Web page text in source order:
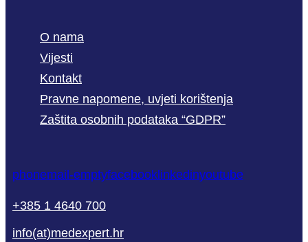
O nama
Vijesti
Kontakt
Pravne napomene, uvjeti korištenja
Zaštita osobnih podataka “GDPR”
phonemail-emptyfacebooklinkedinyoutube
+385 1 4640 700
info(at)medexpert.hr